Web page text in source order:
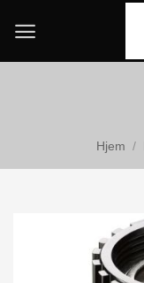
content
Hjem /